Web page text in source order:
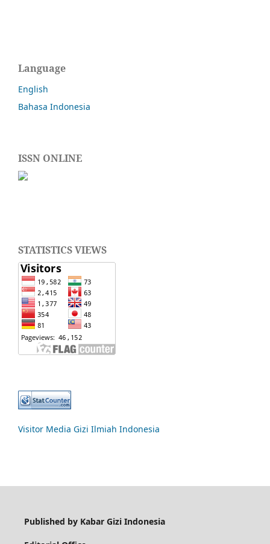
Language
English
Bahasa Indonesia
ISSN ONLINE
STATISTICS VIEWS
Visitor Media Gizi Ilmiah Indonesia
Published by Kabar Gizi Indonesia